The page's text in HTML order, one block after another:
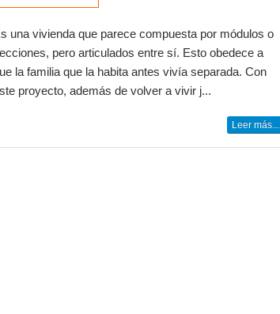
una vivienda que parece compuesta por módulos o
pero articulados entre sí. Esto obedece a
la familia que la habita antes vivía separada. Con
proyecto, además de volver a vivir j...
Leer más...